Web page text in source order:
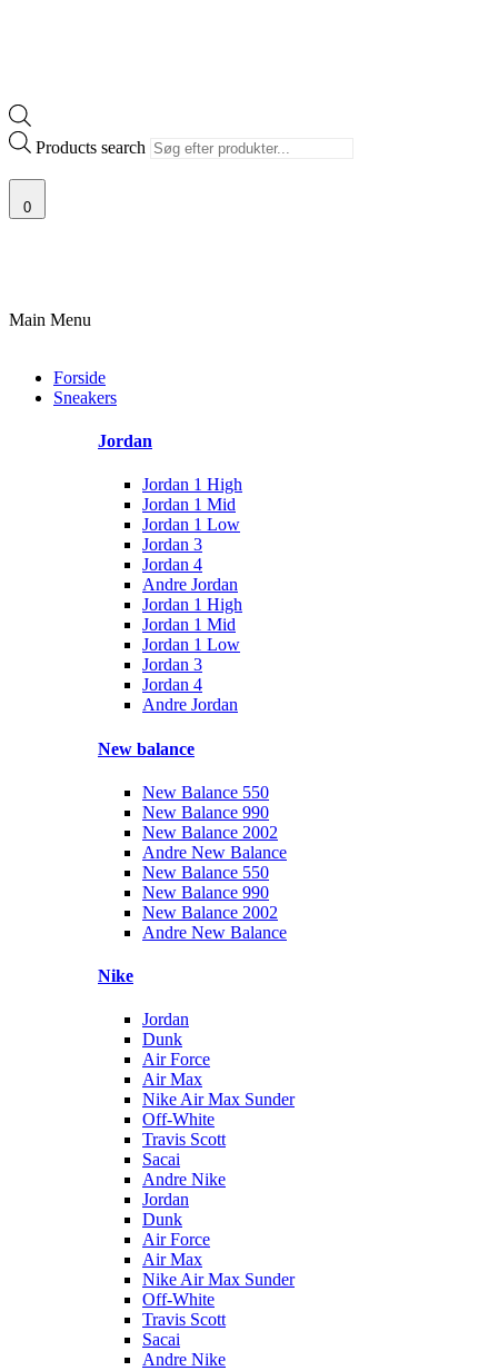
Products search
0
Main Menu
Forside
Sneakers
Jordan
Jordan 1 High
Jordan 1 Mid
Jordan 1 Low
Jordan 3
Jordan 4
Andre Jordan
Jordan 1 High
Jordan 1 Mid
Jordan 1 Low
Jordan 3
Jordan 4
Andre Jordan
New balance
New Balance 550
New Balance 990
New Balance 2002
Andre New Balance
New Balance 550
New Balance 990
New Balance 2002
Andre New Balance
Nike
Jordan
Dunk
Air Force
Air Max
Nike Air Max Sunder
Off-White
Travis Scott
Sacai
Andre Nike
Jordan
Dunk
Air Force
Air Max
Nike Air Max Sunder
Off-White
Travis Scott
Sacai
Andre Nike